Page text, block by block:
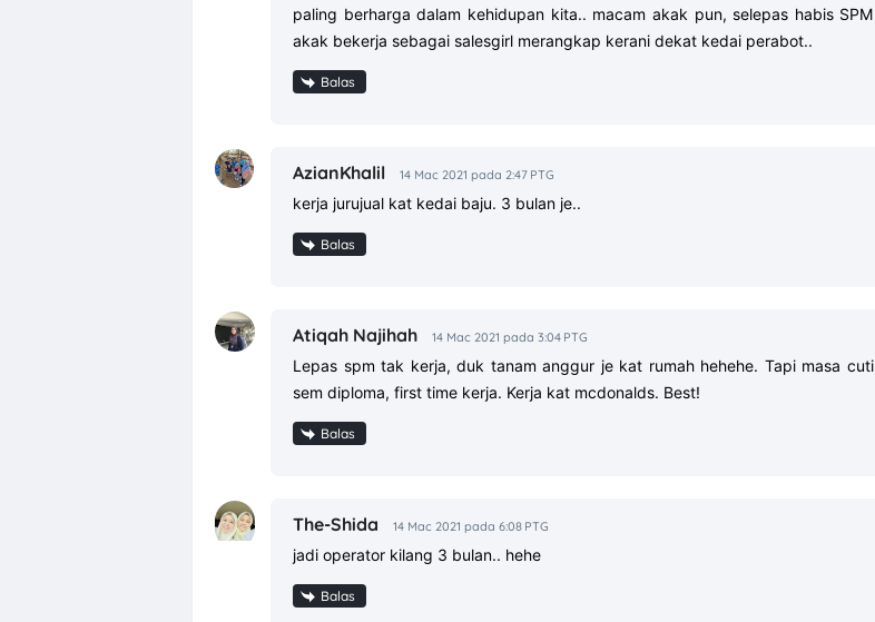
paling berharga dalam kehidupan kita.. macam akak pun, selepas habis SPM
akak bekerja sebagai salesgirl merangkap kerani dekat kedai perabot..
Balas
AzianKhalil 14 Mac 2021 pada 2:47 PTG
kerja jurujual kat kedai baju. 3 bulan je..
Balas
Atiqah Najihah 14 Mac 2021 pada 3:04 PTG
Lepas spm tak kerja, duk tanam anggur je kat rumah hehehe. Tapi masa cuti
sem diploma, first time kerja. Kerja kat mcdonalds. Best!
Balas
The-Shida 14 Mac 2021 pada 6:08 PTG
jadi operator kilang 3 bulan.. hehe
Balas